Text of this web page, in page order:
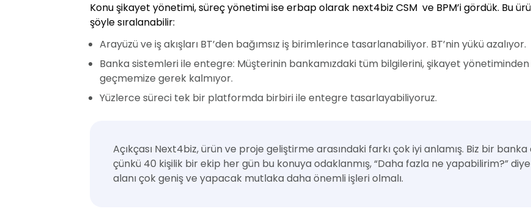
Konu şikayet yönetimi, süreç yönetimi ise erbap olarak next4biz CSM ve BPM’i gördük. Bu
şöyle sıralanabilir:
Arayüzü ve iş akışları BT’den bağımsız iş birimlerince tasarlanabiliyor. BT’nin yükü azalıyor.
Banka sistemleri ile entegre: Müşterinin bankamızdaki tüm bilgilerini, şikayet
geçmemize gerek kalmıyor.
Yüzlerce süreci tek bir platformda birbiri ile entegre tasarlayabiliyoruz.
Açıkçası Next4biz, ürün ve proje geliştirme arasındaki farkı çok iyi anlamış. Biz bir
çünkü 40 kişilik bir ekip her gün bu konuya odaklanmış, “Daha fazla ne yapabilirim?”
alanı çok geniş ve yapacak mutlaka daha önemli işleri olmalı.